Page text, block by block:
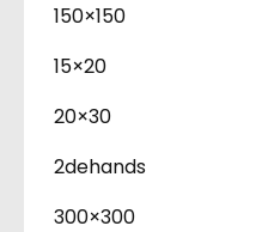
150×150
15×20
20×30
2dehands
300×300